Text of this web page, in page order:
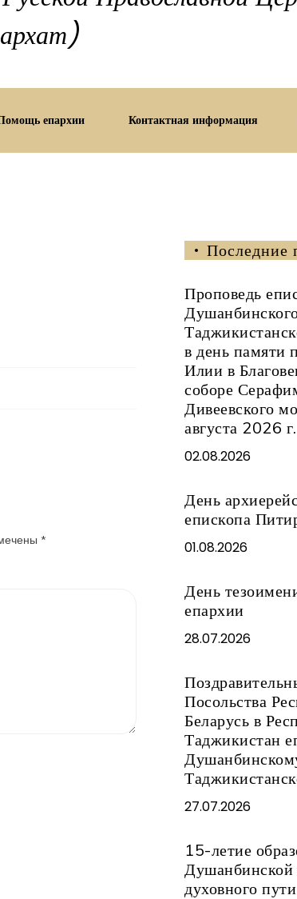
епархии Контактная информация
*
Последние
Проповедь
в день памяти
Илии в
соборе
Дивеевского
августа 2026 г.
02.08.2026
День
епископа
01.08.2026
День
епархии
28.07.2026
Посольства
Беларусь в
Таджикистан
27.07.2026
15-летие
Душанбинской
духовного пути